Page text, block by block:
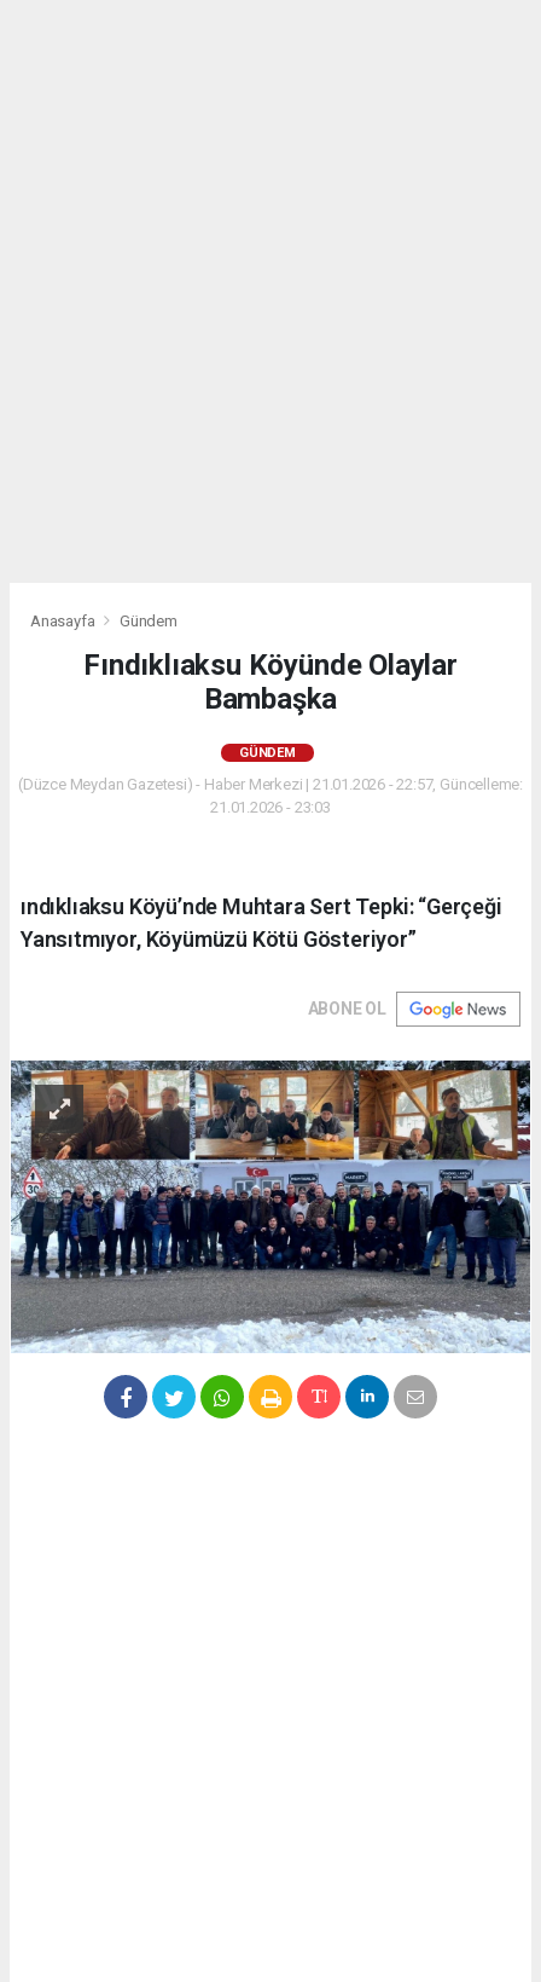
Anasayfa Gündem
Fındıklıaksu Köyünde Olaylar
Bambaşka
GÜNDEM
(Düzce Meydan Gazetesi) - Haber Merkezi | 21.01.2026 - 22:57, Güncelleme:
21.01.2026 - 23:03
ındıklıaksu Köyü’nde Muhtara Sert Tepki: “Gerçeği
Yansıtmıyor, Köyümüzü Kötü Gösteriyor”
ABONE OL